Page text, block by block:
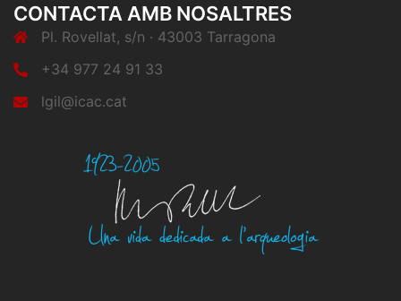
CONTACTA AMB NOSALTRES
Pl. Rovellat, s/n · 43003 Tarragona
+34 977 24 91 33
lgil@icac.cat